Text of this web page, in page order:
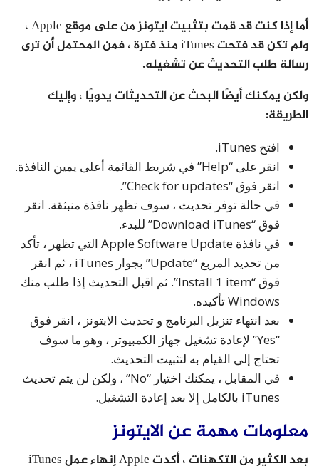
أما إذا كنت قد قمت بتثبيت ايتونز من على موقع Apple ،
ولم تكن قد فتحت iTunes منذ فترة ، فمن المحتمل أن ترى
رسالة طلب التحديث عن تشغيله.
ولكن يمكنك أيضًا البحث عن التحديثات يدويًا ، وإليك
الطريقة:
افتح iTunes.
انقر على “Help” في شريط القائمة أعلى يمين النافذة.
انقر فوق “Check for updates”.
في حالة توفر تحديث ، سوف تظهر نافذة منبثقة. انقر
فوق “Download iTunes” للبدء.
في نافذة Apple Software Update التي تظهر ، تأكد
من تحديد المربع “Update” بجوار iTunes ، ثم انقر
فوق “Install 1 item”. ثم اقبل التحديث إذا طلب منك
Windows تأكيده.
بعد انتهاء تنزيل البرنامج و تحديث الايتونز ، انقر فوق
“Yes” لإعادة تشغيل جهاز الكمبيوتر ، وهو ما سوف
تحتاج إلى القيام به لتثبيت التحديث.
في المقابل ، يمكنك اختيار “No” ، ولكن لن يتم تحديث
iTunes بالكامل إلا بعد إعادة التشغيل.
معلومات مهمة عن الايتونز
بعد الكثير من التكهنات ، أكدت Apple إنهاء عمل iTunes